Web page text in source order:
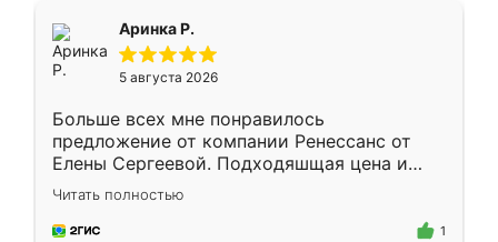
Аринка Р.
5 августа 2026
Больше всех мне понравилось
предложение от компании Ренессанс от
Елены Сергеевой. Подходяшщая цена и
короткие сроки изготовления. Приехавший
для замера сотрудник Владислав
предложил по моему эскизу самый
Читать полностью
1